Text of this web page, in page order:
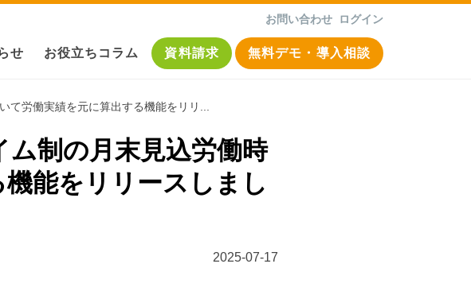
せ お役立ちコラム 資料請求 無料デモ・導入相談
お問い合わせ ログイン
て労働実績を元に算出する機能をリリ...
ム制の月末見込労働時
能をリリースしまし
2025-07-17